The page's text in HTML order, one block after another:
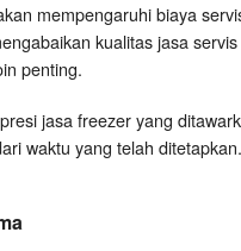
mempengaruhi biaya
kualitas jasa
penting.
jasa freezer yang
waktu yang telah